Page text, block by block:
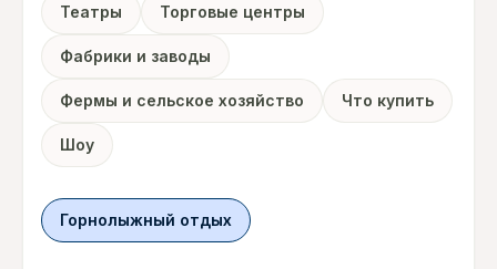
Театры Торговые центры
Фабрики и заводы
Фермы и сельское хозяйство Что купить
Шоу
Горнолыжный отдых